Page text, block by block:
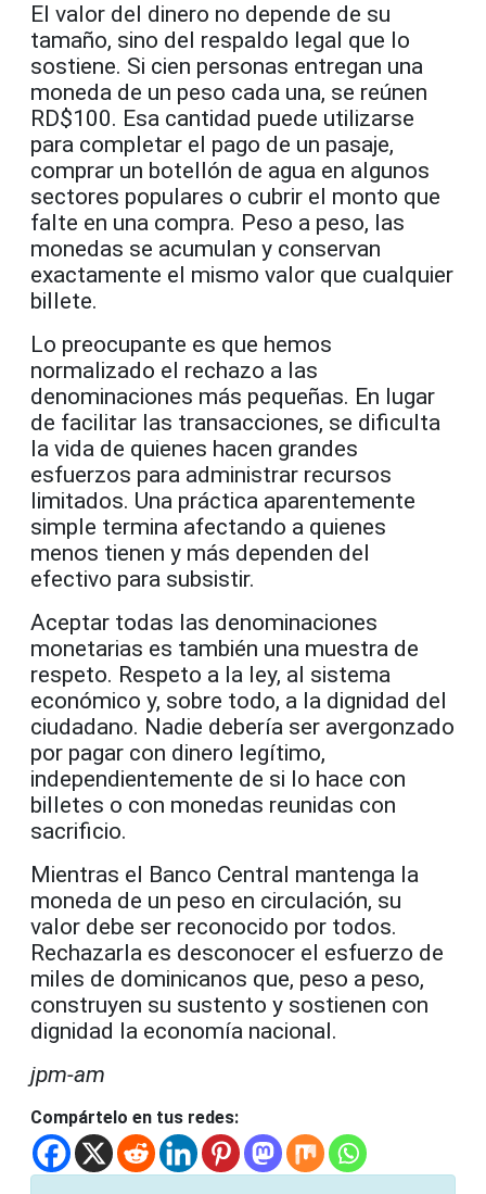
El valor del dinero no depende de su
tamaño, sino del respaldo legal que lo
sostiene. Si cien personas entregan una
moneda de un peso cada una, se reúnen
RD$100. Esa cantidad puede utilizarse
para completar el pago de un pasaje,
comprar un botellón de agua en algunos
sectores populares o cubrir el monto que
falte en una compra. Peso a peso, las
monedas se acumulan y conservan
exactamente el mismo valor que cualquier
billete.
Lo preocupante es que hemos
normalizado el rechazo a las
denominaciones más pequeñas. En lugar
de facilitar las transacciones, se dificulta
la vida de quienes hacen grandes
esfuerzos para administrar recursos
limitados. Una práctica aparentemente
simple termina afectando a quienes
menos tienen y más dependen del
efectivo para subsistir.
Aceptar todas las denominaciones
monetarias es también una muestra de
respeto. Respeto a la ley, al sistema
económico y, sobre todo, a la dignidad del
ciudadano. Nadie debería ser avergonzado
por pagar con dinero legítimo,
independientemente de si lo hace con
billetes o con monedas reunidas con
sacrificio.
Mientras el Banco Central mantenga la
moneda de un peso en circulación, su
valor debe ser reconocido por todos.
Rechazarla es desconocer el esfuerzo de
miles de dominicanos que, peso a peso,
construyen su sustento y sostienen con
dignidad la economía nacional.
jpm-am
Compártelo en tus redes: